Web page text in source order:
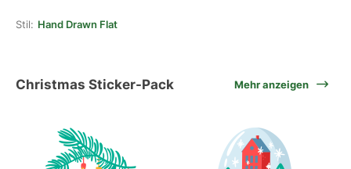
Stil: Hand Drawn Flat
Christmas Sticker-Pack Mehr anzeigen